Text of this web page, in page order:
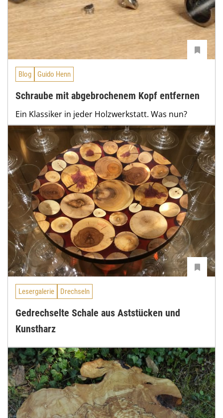
Blog Guido Henn
Schraube mit abgebrochenem Kopf entfernen
Ein Klassiker in jeder Holzwerkstatt. Was nun?
Lesergalerie Drechseln
Gedrechselte Schale aus Aststücken und
Kunstharz